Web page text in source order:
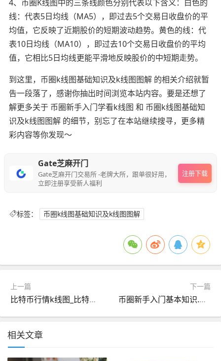
4、币圈K线图中的三条线颜色分别代表以下含义：白色的
线：代表5日均线（MA5），即过去5个交易日收盘价的平
均值，它反映了近期股价的短期波动趋势。黄色的线：代
表10日均线（MA10），即过去10个交易日收盘价的平均
值，它相比5日均线更能平滑地反映股价的中短期走势。
到这里，币圈k线图基础知识及k线图图解 的相关介绍就暂
告一段落了，感谢你抽出时间浏览本站内容。要是还想了
解更多关于 币圈新手入门学看k线图 和 币圈k线图基础知
识及k线图图解 的细节，别忘了在本站继续搜寻，更多精
彩内容等你发现～
Gate芝麻开门
Gate芝麻开门交易所 -老牌大所，跟单很好用，
立即注册享受新人福利
注册下载
标签： 币圈k线图基础知识及k线图图解
上一篇
比特币行情k线图_比特币 行情图
下一篇
币圈新手入门基本知识.官网注册入口.中国_币圈入门基础知识
相关文章